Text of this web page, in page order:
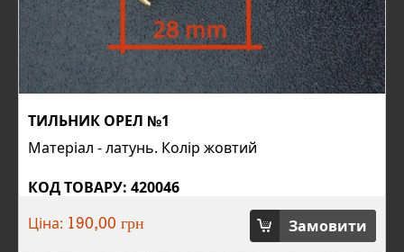
ТИЛЬНИК ОРЕЛ №1
Матеріал - латунь. Колір жовтий
КОД ТОВАРУ: 420046
Ціна: 190,00 грн Замовити